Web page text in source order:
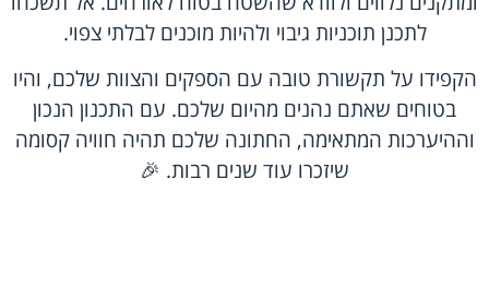
לתכנן תוכניות גיבוי ולהיות מוכנים לבלתי צפוי.
הקפידו על תקשורת טובה עם הספקים והצוות שלכם, והיו
בטוחים שאתם נהנים מהיום שלכם. עם התכנון הנכון
וההיערכות המתאימה, החתונה שלכם תהיה חוויה קסומה
שיזכרו עוד שנים רבות. 🎉